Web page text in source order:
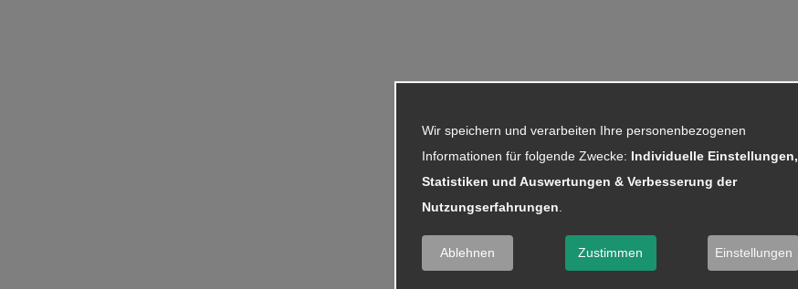
Wir speichern und verarbeiten Ihre personenbezogenen
Informationen für folgende Zwecke: Individuelle Einstellungen,
Statistiken und Auswertungen & Verbesserung der
Nutzungserfahrungen
Ablehnen Zustimmen Einstellungen